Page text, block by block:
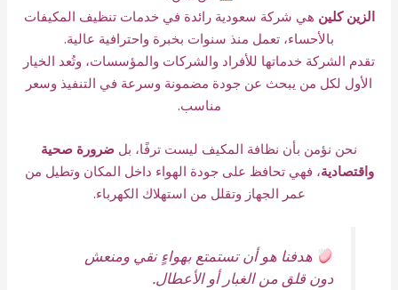
الزين كلين هي شركة سعودية رائدة في خدمات تنظيف المكيفات
بالأحساء، تعمل منذ سنوات بخبرة واحترافية عالية.
تقدم الشركة خدماتها للأفراد والشركات والمؤسسات، وتُعد الخيار
الأول لكل من يبحث عن جودة مضمونة وسرعة في التنفيذ وسعر
مناسب.
نحن نؤمن بأن نظافة المكيف ليست ترفًا، بل ضرورة صحية
واقتصادية، فهي تحافظ على جودة الهواء داخل المكان وتطيل من
عمر الجهاز وتقلل من استهلاك الكهرباء.
هدفنا هو أن تستمتع بهواءٍ نقي ومنعش
دون قلق من الغبار أو الأعطال.